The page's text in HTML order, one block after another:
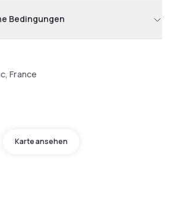
Bedingungen
France
Karte ansehen